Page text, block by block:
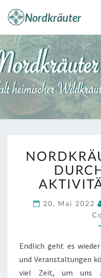
content
20. Mai 2022
Endlich geht es
und Veranstaltungen
viel Zeit, um uns